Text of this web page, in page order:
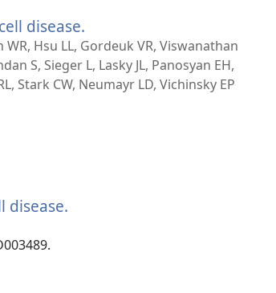
disease.
se
novi
prozor)
Hsu LL, Gordeuk VR, Viswanathan
S, Sieger L, Lasky JL, Panosyan EH,
Stark CW, Neumayr LD, Vichinsky EP
disease.